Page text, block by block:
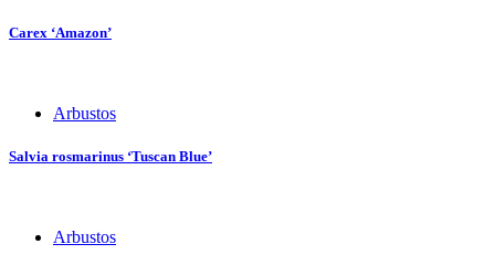
Carex ‘Amazon’
Arbustos
Salvia rosmarinus ‘Tuscan Blue’
Arbustos